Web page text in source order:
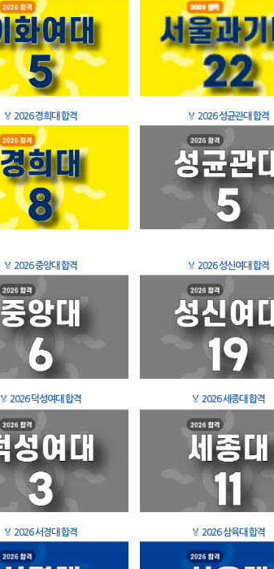
🏅 2026 경희대 합격 🏅 2026 성균관대 합격
🏅 2026 중앙대 합격 🏅 2026 성신여대 합격
🏅 2026 덕성여대 합격 🏅 2026 세종대 합격
🏅 2026 서경대 합격 🏅 2026 삼육대 합격